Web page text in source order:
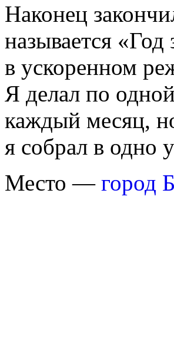
Наконец
называется
в ускоренном
Я делал по
каждый месяц,
я собрал в одно
Место — город